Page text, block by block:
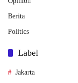
Berita
Politics
Label
Jakarta